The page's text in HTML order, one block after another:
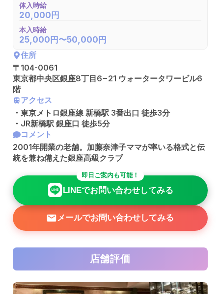
体入時給
20,000円
本入時給
25,000円〜50,000円
住所
〒104-0061
東京都中央区銀座8丁目6−21 ウォータータワービル6
階
アクセス
・東京メトロ銀座線 新橋駅 3番出口 徒歩3分
・JR新橋駅 銀座口 徒歩5分
コメント
2001年開業の老舗。加藤奈津子ママが率いる格式と伝
統を兼ね備えた銀座高級クラブ
即日ご案内も可能！
LINEでお問い合わせしてみる
メールでお問い合わせしてみる
店舗評価